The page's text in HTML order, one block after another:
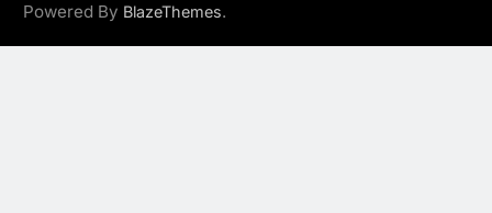
Powered By BlazeThemes.